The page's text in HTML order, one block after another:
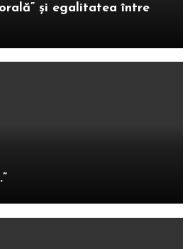
și egalitatea între